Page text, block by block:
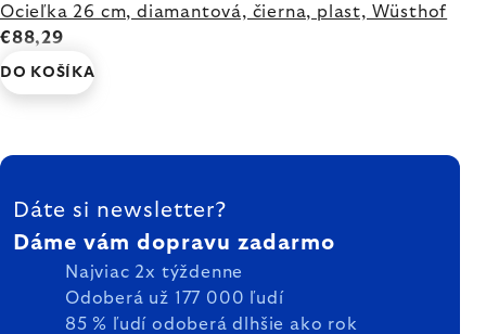
Ocieľka 26 cm, diamantová, čierna, plast, Wüsthof
€88,29
DO KOŠÍKA
ZÁPÄTIE
Dáte si newsletter?
Dáme vám dopravu zadarmo
Najviac 2x týždenne
Odoberá už 177 000 ľudí
85 % ľudí odoberá dlhšie ako rok